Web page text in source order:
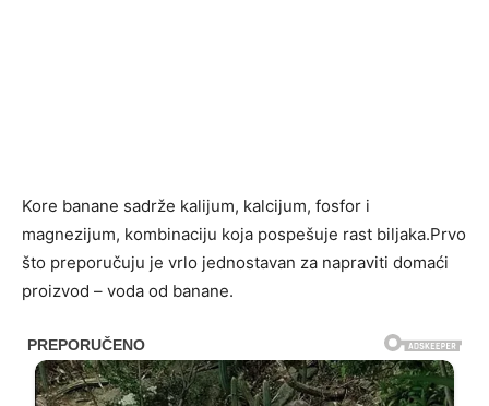
Kore banane sadrže kalijum, kalcijum, fosfor i
magnezijum, kombinaciju koja pospešuje rast biljaka.Prvo
što preporučuju je vrlo jednostavan za napraviti domaći
proizvod – voda od banane.